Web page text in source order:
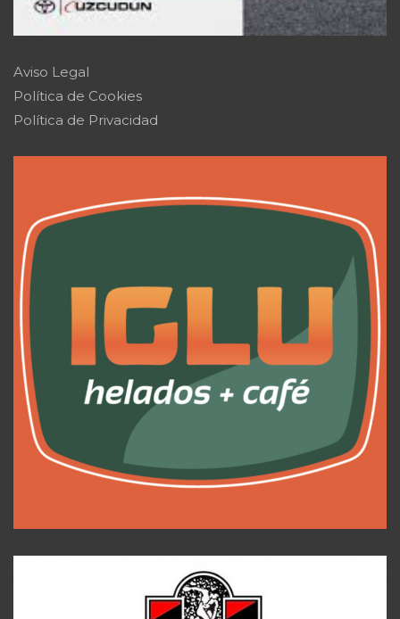
Aviso Legal
Política de Cookies
Política de Privacidad